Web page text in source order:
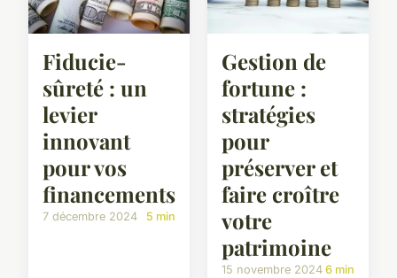
Fiducie-
sûreté : un
levier
innovant
pour vos
financements
7 décembre 2024 5 min
Gestion de
fortune :
stratégies
pour
préserver et
faire croître
votre
patrimoine
15 novembre 2024 6 min